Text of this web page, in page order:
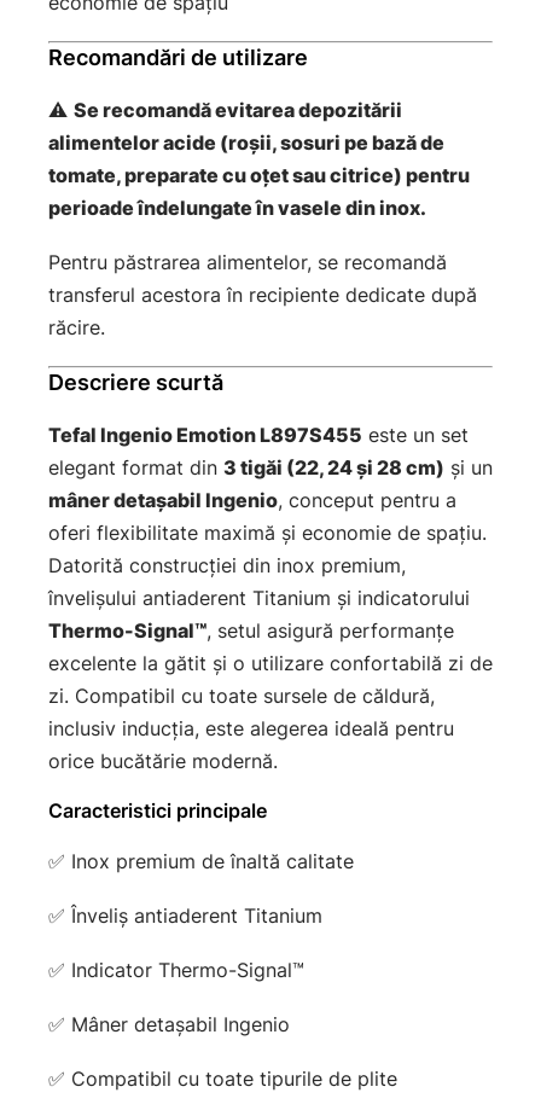
Recomandări de utilizare
⚠ Se recomandă evitarea depozitării
alimentelor acide (roșii, sosuri pe bază de
tomate, preparate cu oțet sau citrice) pentru
perioade îndelungate în vasele din inox.
Pentru păstrarea alimentelor, se recomandă
transferul acestora în recipiente dedicate după
răcire.
Descriere scurtă
Tefal Ingenio Emotion L897S455 este un set
elegant format din 3 tigăi (22, 24 și 28 cm) și un
mâner detașabil Ingenio, conceput pentru a
oferi flexibilitate maximă și economie de spațiu.
Datorită construcției din inox premium,
învelișului antiaderent Titanium și indicatorului
Thermo-Signal™, setul asigură performanțe
excelente la gătit și o utilizare confortabilă zi de
zi. Compatibil cu toate sursele de căldură,
inclusiv inducția, este alegerea ideală pentru
orice bucătărie modernă.
Caracteristici principale
✅ Inox premium de înaltă calitate
✅ Înveliș antiaderent Titanium
✅ Indicator Thermo-Signal™
✅ Mâner detașabil Ingenio
✅ Compatibil cu toate tipurile de plite